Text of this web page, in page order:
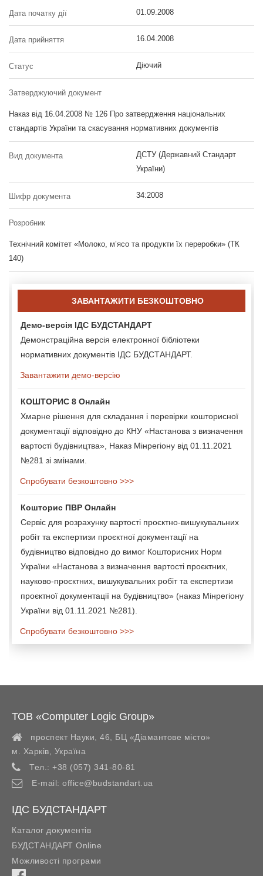
Дата початку дії 01.09.2008
Дата прийняття 16.04.2008
Статус Діючий
Затверджуючий документ
Наказ від 16.04.2008 № 126 Про затвердження національних
стандартів України та скасування нормативних документів
Вид документа
ДСТУ (Державний Стандарт
України)
Шифр документа 34:2008
Розробник
Технічний комітет «Молоко, м’ясо та продукти їх переробки» (ТК
140)
ЗАВАНТАЖИТИ БЕЗКОШТОВНО
Демо-версія ІДС БУДСТАНДАРТ
Демонстраційна версія електронної бібліотеки
нормативних документів ІДС БУДСТАНДАРТ.
Завантажити демо-версію
КОШТОРИС 8 Онлайн
Хмарне рішення для складання і перевірки кошторисної
документації відповідно до КНУ «Настанова з визначення
вартості будівництва», Наказ Мінрегіону від 01.11.2021
№281 зі змінами.
Спробувати безкоштовно >>>
Кошторис ПВР Онлайн
Сервіс для розрахунку вартості проєктно-вишукувальних
робіт та експертизи проєктної документації на
будівництво відповідно до вимог Кошторисних Норм
України «Настанова з визначення вартості проєктних,
науково-проєктних, вишукувальних робіт та експертизи
проєктної документації на будівництво» (наказ Мінрегіону
України від 01.11.2021 №281).
Спробувати безкоштовно >>>
ТОВ «Computer Logic Group»
проспект Науки, 46, БЦ «Діамантове місто»
м. Харків
Україна
Тел.: +38 (057) 341-80-81
E-mail: office@budstandart.ua
ІДС БУДСТАНДАРТ
Каталог документів
БУДСТАНДАРТ Online
Можливості програми